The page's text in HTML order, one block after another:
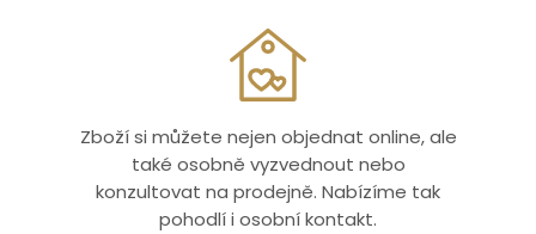
Zboží si můžete nejen objednat online, ale
také osobně vyzvednout nebo
konzultovat na prodejně. Nabízíme tak
pohodlí i osobní kontakt.